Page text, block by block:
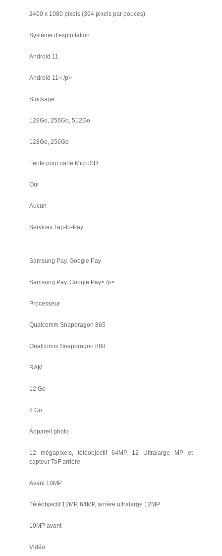
2400 x 1080 pixels (394 pixels par pouces)
Système d'exploitation
Android 11
Android 11< /p>
Stockage
128Go, 256Go, 512Go
128Go, 256Go
Fente pour carte MicroSD
Oui
Aucun
Services Tap-to-Pay
Samsung Pay, Google Pay
Samsung Pay, Google Pay< /p>
Processeur
Qualcomm Snapdragon 865
Qualcomm Snapdragon 888
RAM
12 Go
8 Go
Appareil photo
12 mégapixels, téléobjectif 64MP, 12 Ultralarge MP et
capteur ToF arrière
Avant 10MP
Téléobjectif 12MP, 64MP, arrière ultralarge 12MP
10MP avant
Vidéo